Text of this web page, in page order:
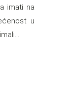
imati na
u